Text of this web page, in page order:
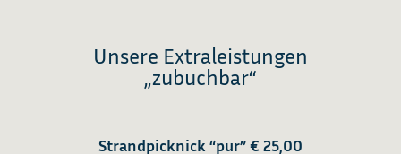
Unsere Extraleistungen
„zubuchbar“
Strandpicknick “pur”€ 25,00